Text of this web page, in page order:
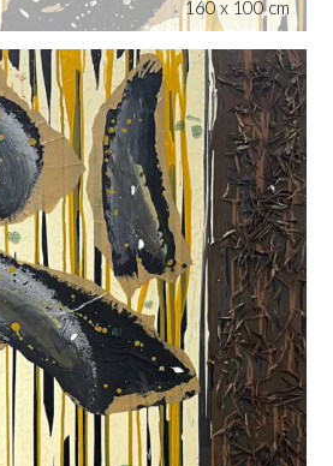
160 x 100 cm